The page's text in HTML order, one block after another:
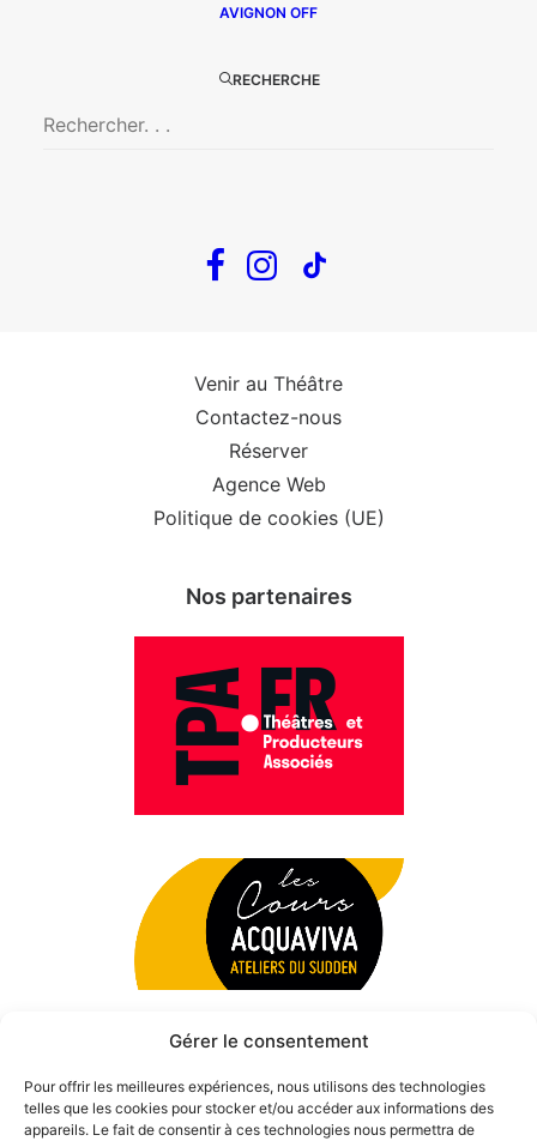
Gérer le consentement
Pour offrir les meilleures expériences, nous utilisons des technologies
telles que les cookies pour stocker et/ou accéder aux informations des
appareils. Le fait de consentir à ces technologies nous permettra de
AVIGNON OFF
RECHERCHE
Venir au Théâtre
Contactez-nous
Réserver
Agence Web
Politique de cookies (UE)
Nos partenaires